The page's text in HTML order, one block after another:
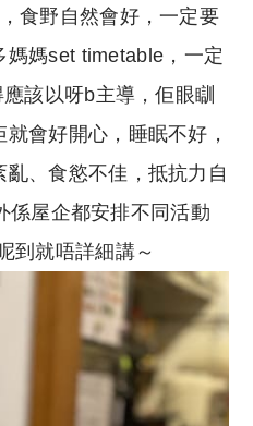
食野自然會好，一定要
媽set timetable，一定
該以呀b主導，佢眼瞓
會好開心，睡眠不好，
、食慾不佳，抵抗力自
係屋企都安排不同活動
到就唔詳細講～